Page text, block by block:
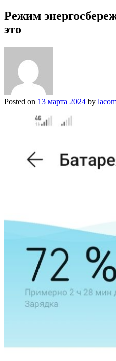
Режим
это
Posted on 13 марта 2024 by